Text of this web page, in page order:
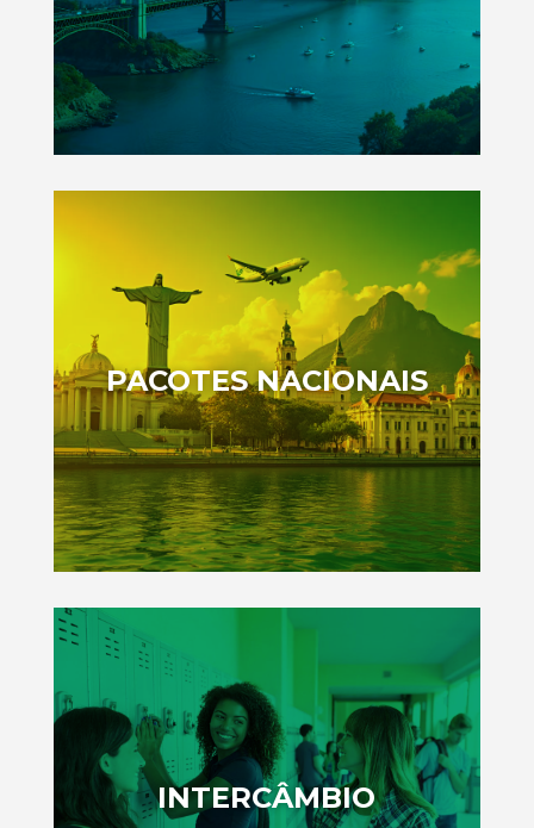
PACOTES NACIONAIS
INTERCÂMBIO